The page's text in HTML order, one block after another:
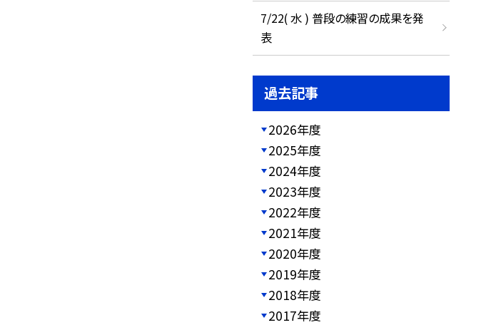
7/22( 水 ) 普段の練習の成果を発
表
過去記事
2026年度
2025年度
2024年度
2023年度
2022年度
2021年度
2020年度
2019年度
2018年度
2017年度